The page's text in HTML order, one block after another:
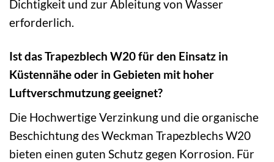
Dichtigkeit und zur Ableitung von Wasser
erforderlich.
Ist das Trapezblech W20 für den Einsatz in
Küstennähe oder in Gebieten mit hoher
Luftverschmutzung geeignet?
Die Hochwertige Verzinkung und die organische
Beschichtung des Weckman Trapezblechs W20
bieten einen guten Schutz gegen Korrosion. Für